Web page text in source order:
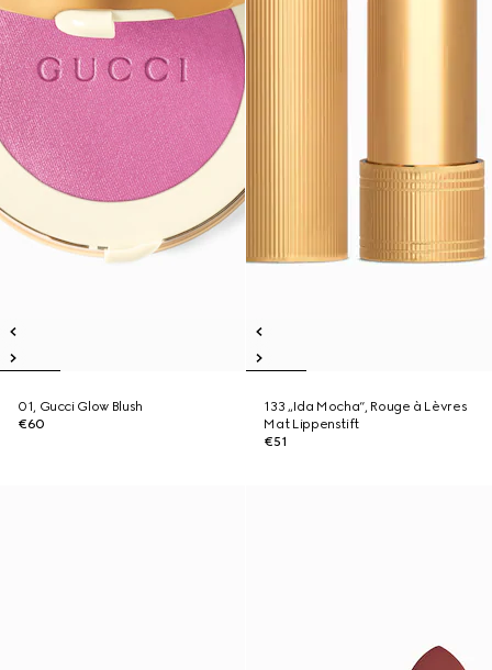
01, Gucci Glow Blush
€60
133 „Ida Mocha“, Rouge à Lèvres
Mat Lippenstift
€51